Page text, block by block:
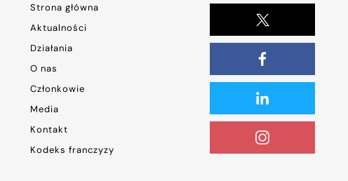
Strona główna
Aktualności
Działania
O nas
Członkowie
Media
Kontakt
Kodeks franczyzy